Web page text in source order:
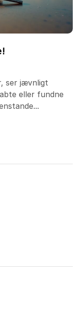
ser jævnligt
eller fundne